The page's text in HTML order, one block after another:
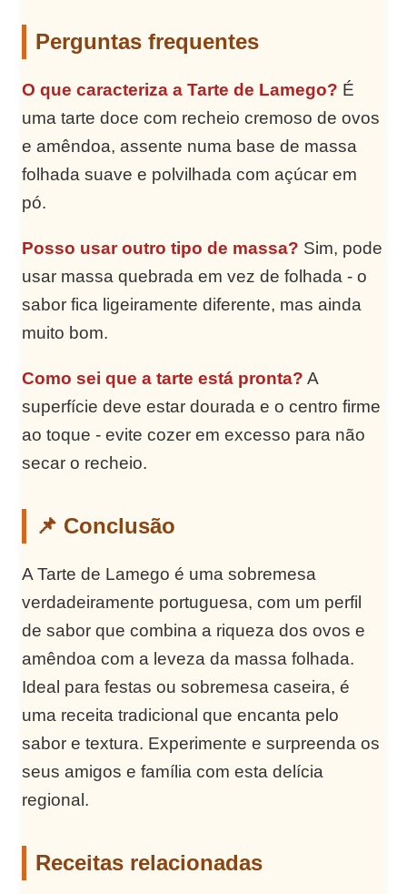
Perguntas frequentes
O que caracteriza a Tarte de Lamego? É
uma tarte doce com recheio cremoso de ovos
e amêndoa, assente numa base de massa
folhada suave e polvilhada com açúcar em
pó.
Posso usar outro tipo de massa? Sim, pode
usar massa quebrada em vez de folhada - o
sabor fica ligeiramente diferente, mas ainda
muito bom.
Como sei que a tarte está pronta? A
superfície deve estar dourada e o centro firme
ao toque - evite cozer em excesso para não
secar o recheio.
📌 Conclusão
A Tarte de Lamego é uma sobremesa
verdadeiramente portuguesa, com um perfil
de sabor que combina a riqueza dos ovos e
amêndoa com a leveza da massa folhada.
Ideal para festas ou sobremesa caseira, é
uma receita tradicional que encanta pelo
sabor e textura. Experimente e surpreenda os
seus amigos e família com esta delícia
regional.
Receitas relacionadas